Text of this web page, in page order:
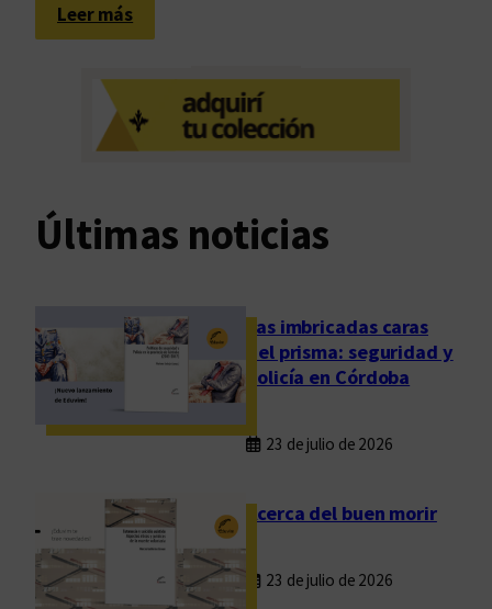
Leer más:
D
d
e
i
e
Últimas noticias
Las imbricadas caras
del prisma: seguridad y
policía en Córdoba
23 de julio de 2026
Acerca del buen morir
23 de julio de 2026